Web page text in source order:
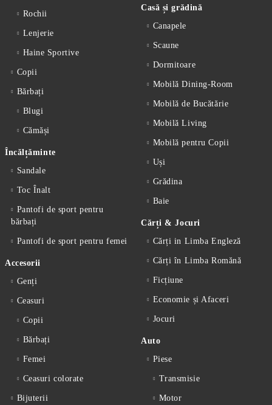
Rochii
Lenjerie
Haine Sportive
Copii
Bărbați
Blugi
Cămăși
Încălțăminte
Sandale
Toc Înalt
Pantofi de sport pentru
bărbați
Pantofi de sport pentru femei
Accesorii
Genți
Ceasuri
Copii
Bărbați
Femei
Ceasuri colorate
Bijuterii
Casă și grădină
Canapele
Scaune
Dormitoare
Mobilă Dining-Room
Mobilă de Bucătărie
Mobilă Living
Mobilă pentru Copii
Uși
Grădina
Baie
Cărți & Jocuri
Cărți in Limba Engleză
Cărți în Limba Romănă
Ficțiune
Economie și Afaceri
Jocuri
Auto
Piese
Transmisie
Motor